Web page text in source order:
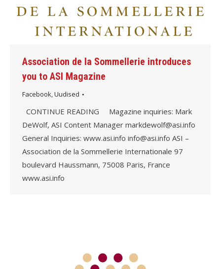
Association de la Sommellerie introduces
you to ASI Magazine
Facebook,Uudised
CONTINUE READING Magazine inquiries: Mark
DeWolf, ASI Content Manager markdewolf@asi.info
General Inquiries: www.asi.info info@asi.info ASI –
Association de la Sommellerie Internationale 97
boulevard Haussmann, 75008 Paris, France
www.asi.info